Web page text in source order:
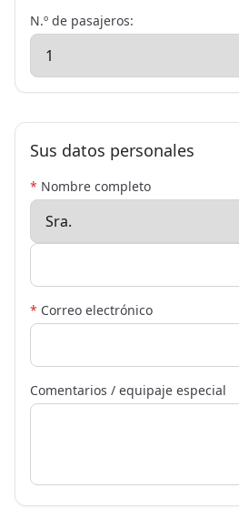
N.º de pasajeros:
Sus datos personales
* Nombre completo
* Correo electrónico
Comentarios / equipaje especial